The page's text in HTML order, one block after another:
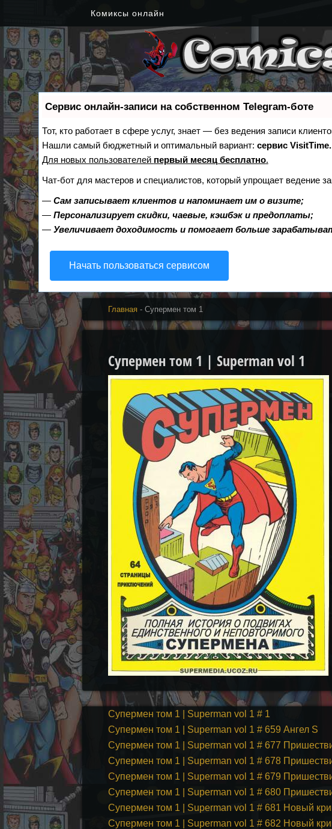
Комиксы онлайн
Сервис онлайн-записи на собственном Telegram-боте
Тот, кто работает в сфере услуг, знает — без ведения записи
Нашли самый бюджетный и оптимальный вариант: сервис VisitTime.
Для новых пользователей первый месяц бесплатно.
Чат-бот для мастеров и специалистов, который упрощает ведение
— Сам записывает клиентов и напоминает им о визите;
— Персонализирует скидки, чаевые, кэшбэк и предоплаты;
— Увеличивает доходимость и помогает больше
Начать пользоваться сервисом
Главная- Супермен том 1
Супермен том 1 | Superman vol 1
Супермен том 1 | Superman vol 1 # 1
Супермен том 1 | Superman vol 1 # 659 Ангел S
Супермен том 1 | Superman vol 1 # 677
Супермен том 1 | Superman vol 1 # 678
Супермен том 1 | Superman vol 1 # 679
Супермен том 1 | Superman vol 1 # 680
Супермен том 1 | Superman vol 1 # 681 Новый
Супермен том 1 | Superman vol 1 # 682 Новый